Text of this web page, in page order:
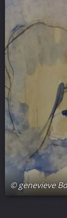
© genevieve